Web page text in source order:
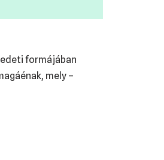
formájában
mely –